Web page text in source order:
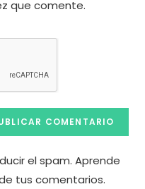
que comente.
el spam.Aprende
tus comentarios.